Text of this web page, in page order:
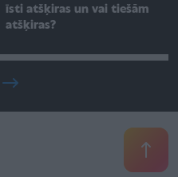
īsti atšķiras un vai tiešām
atšķiras?